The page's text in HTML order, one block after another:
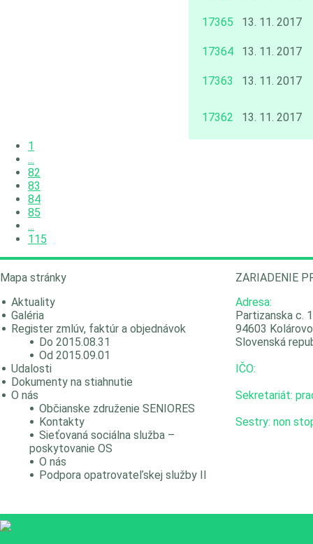
17365 13. 11. 2017
17364 13. 11. 2017
17363 13. 11. 2017
17362 13. 11. 2017
1
...
82
83
84
85
...
115
Mapa stránky
Aktuality
Galéria
Register zmlúv, faktúr a objednávok
Do 2015.08.31
Od 2015.09.01
Udalosti
Dokumenty na stiahnutie
O nás
Občianske združenie SENIORES
Kontakty
Sieťovaná sociálna služba –
poskytovanie OS
O nás
Podpora opatrovateľskej služby II
ZARIADENIE
Adresa:
Partizanska c.
94603 Kolárovo
Slovenská
IČO:
Sekretariát:
Sestry: non